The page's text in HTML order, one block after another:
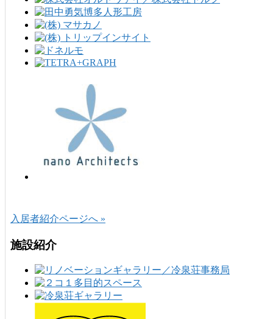
入居者紹介ページへ »
施設紹介